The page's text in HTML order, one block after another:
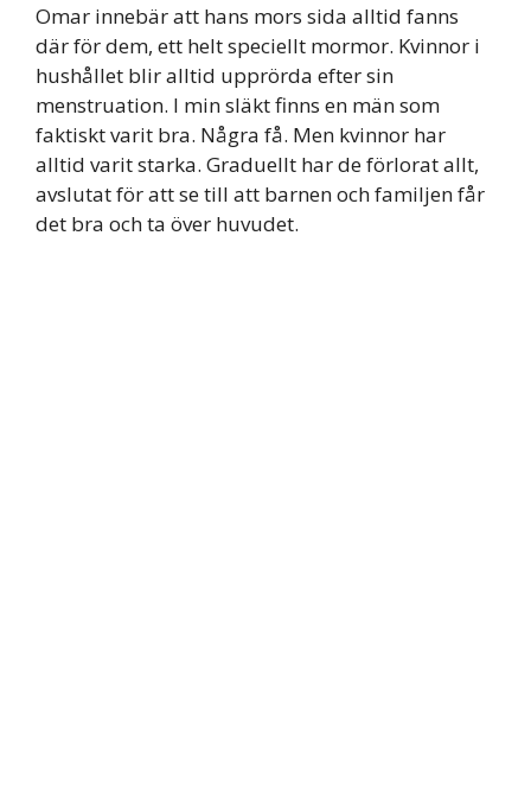
Omar innebär att hans mors sida alltid fanns
där för dem, ett helt speciellt mormor. Kvinnor i
hushållet blir alltid upprörda efter sin
menstruation. I min släkt finns en män som
faktiskt varit bra. Några få. Men kvinnor har
alltid varit starka. Graduellt har de förlorat allt,
avslutat för att se till att barnen och familjen får
det bra och ta över huvudet.